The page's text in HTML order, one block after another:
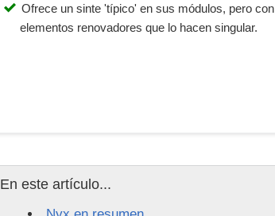
Ofrece un sinte 'típico' en sus módulos, pero con
elementos renovadores que lo hacen singular.
En este artículo...